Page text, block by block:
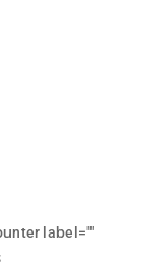
label=""